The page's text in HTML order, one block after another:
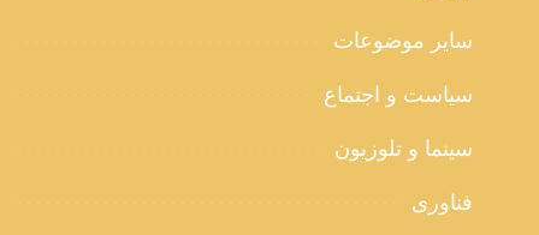
سایر موضوعات
سیاست و اجتماع
سینما و تلوزیون
فناوری